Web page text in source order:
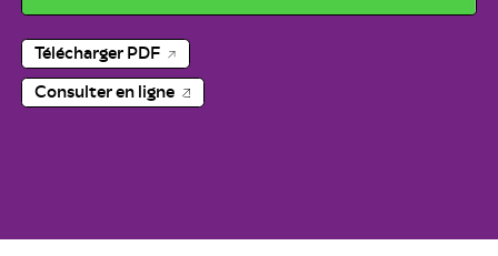
Télécharger PDF
Consulter en ligne